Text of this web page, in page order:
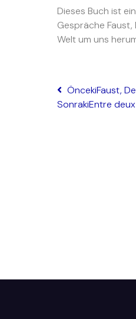
Dieses Buch ist
Gespräche
Welt um uns
ÖncekiFaust,
SonrakiEntre